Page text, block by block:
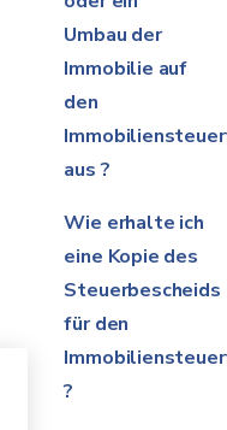
Umbau der
Immobilie auf
den
aus ?
Wie erhalte ich
eine Kopie des
Steuerbescheids
für den
?